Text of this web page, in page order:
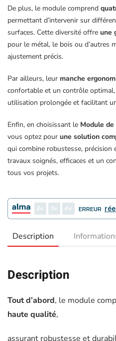
De plus, le module comprend
permettant d’intervenir sur
surfaces. Cette diversité offre une
pour le métal, le bois ou d’autres
ajustement précis.
Par ailleurs, leur manche
confortable et un contrôle
utilisation prolongée et facilitant
Enfin, en choisissant le Module
vous optez pour une solution
qui combine robustesse, précision
travaux soignés, efficaces et un
tous vos projets.
2 3 4 ERREUR
Description
Description
Tout d’abord, le module
haute qualité,
assurant robustesse et